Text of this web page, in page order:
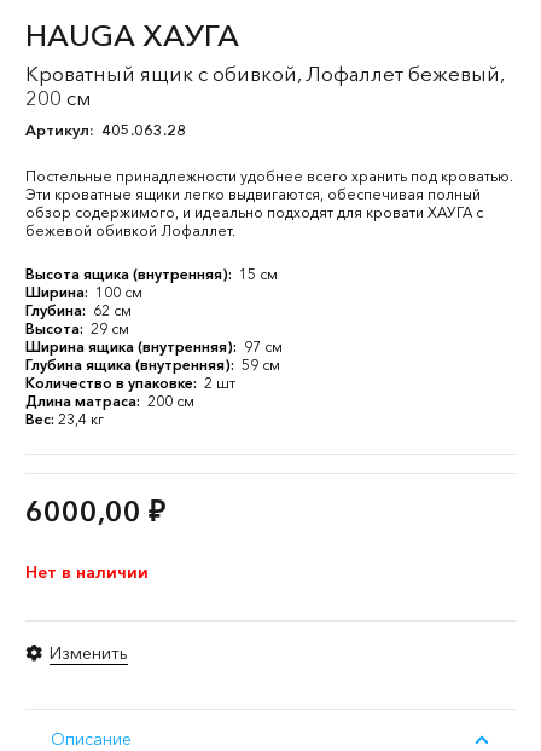
HAUGA ХАУГА
Кроватный ящик с обивкой, Лофаллет бежевый,
200 см
Артикул: 405.063.28
Постельные принадлежности удобнее всего хранить под кроватью.
Эти кроватные ящики легко выдвигаются, обеспечивая полный
обзор содержимого, и идеально подходят для кровати ХАУГА с
бежевой обивкой Лофаллет.
Высота ящика (внутренняя): 15 см
Ширина: 100 см
Глубина: 62 см
Высота: 29 см
Ширина ящика (внутренняя): 97 см
Глубина ящика (внутренняя): 59 см
Количество в упаковке: 2 шт
Длина матраса: 200 см
Вес: 23,4 кг
6000,00 ₽
Нет в наличии
Изменить
Описание